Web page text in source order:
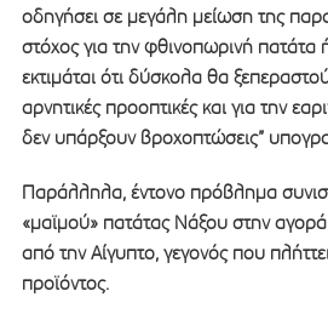
οδηγήσει σε μεγάλη μείωση της
στόχος για την φθινοπωρινή πατάτα
εκτιμάται ότι δύσκολα θα
αρνητικές προοπτικές και για την
δεν υπάρξουν βροχοπτώσεις”
Παράλληλα, έντονο πρόβλημα
«μαϊμού» πατάτας Νάξου στην
από την Αίγυπτο, γεγονός που
προϊόντος.